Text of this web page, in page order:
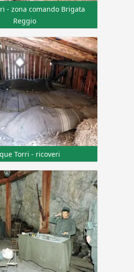
- zona comando Brigata
Reggio
Torri - ricoveri